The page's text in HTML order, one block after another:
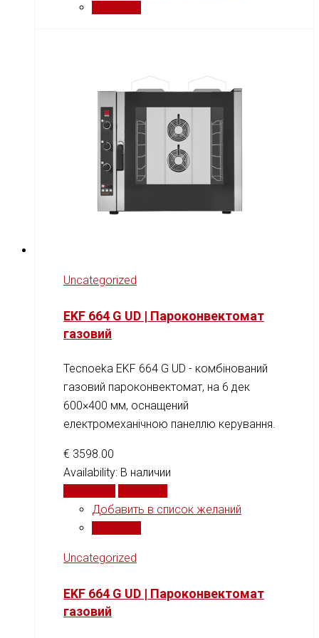
Uncategorized
EKF 664 G UD | Пароконвектомат
газовий
Tecnoeka EKF 664 G UD - комбінований
газовий пароконвектомат, на 6 дек
600×400 мм, оснащений
електромеханічною панеллю керування.
€ 3598.00
Availability: В наличии
Добавить в список желаний
Uncategorized
EKF 664 G UD | Пароконвектомат
газовий